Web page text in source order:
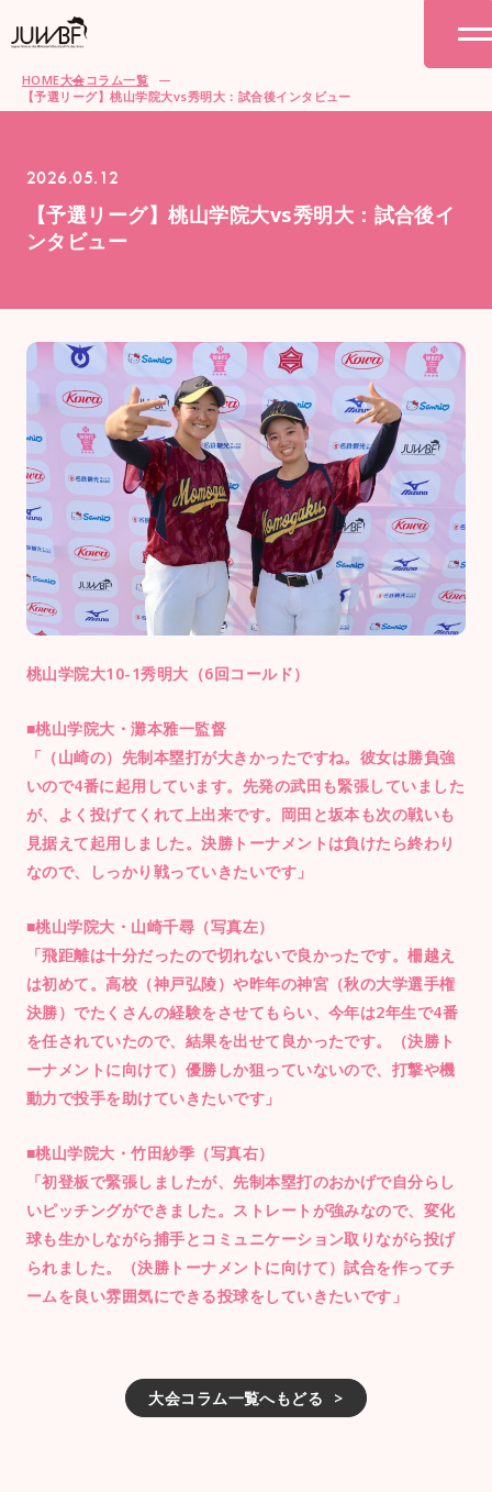
HOME大会コラム一覧
【予選リーグ】桃山学院大vs秀明大：試合後インタビュー
2026.05.12
【予選リーグ】桃山学院大vs秀明大：試合後イ
ンタビュー
桃山学院大10-1秀明大（6回コールド）
■桃山学院大・灘本雅一監督
「（山崎の）先制本塁打が大きかったですね。彼女は勝負強
いので4番に起用しています。先発の武田も緊張していました
が、よく投げてくれて上出来です。岡田と坂本も次の戦いも
見据えて起用しました。決勝トーナメントは負けたら終わり
なので、しっかり戦っていきたいです」
■桃山学院大・山崎千尋（写真左）
「飛距離は十分だったので切れないで良かったです。柵越え
は初めて。高校（神戸弘陵）や昨年の神宮（秋の大学選手権
決勝）でたくさんの経験をさせてもらい、今年は2年生で4番
を任されていたので、結果を出せて良かったです。（決勝ト
ーナメントに向けて）優勝しか狙っていないので、打撃や機
動力で投手を助けていきたいです」
■桃山学院大・竹田紗季（写真右）
「初登板で緊張しましたが、先制本塁打のおかげで自分らし
いピッチングができました。ストレートが強みなので、変化
球も生かしながら捕手とコミュニケーション取りながら投げ
られました。（決勝トーナメントに向けて）試合を作ってチ
ームを良い雰囲気にできる投球をしていきたいです」
大会コラム一覧へもどる